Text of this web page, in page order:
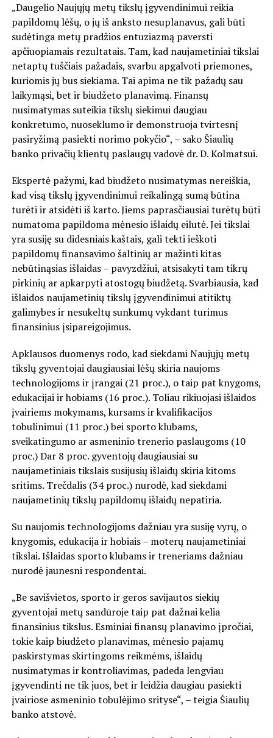
„Daugelio Naujųjų metų tikslų įgyvendinimui reikia
papildomų lėšų, o jų iš anksto nesuplanavus, gali būti
sudėtinga metų pradžios entuziazmą paversti
apčiuopiamais rezultatais. Tam, kad naujametiniai tikslai
netaptų tuščiais pažadais, svarbu apgalvoti priemones,
kuriomis jų bus siekiama. Tai apima ne tik pažadų sau
laikymąsi, bet ir biudžeto planavimą. Finansų
nusimatymas suteikia tikslų siekimui daugiau
konkretumo, nuoseklumo ir demonstruoja tvirtesnį
pasiryžimą pasiekti norimo pokyčio“, – sako Šiaulių
banko privačių klientų paslaugų vadovė dr. D. Kolmatsui.
Ekspertė pažymi, kad biudžeto nusimatymas nereiškia,
kad visą tikslų įgyvendinimui reikalingą sumą būtina
turėti ir atsidėti iš karto. Jiems paprasčiausiai turėtų būti
numatoma papildoma mėnesio išlaidų eilutė. Jei tikslai
yra susiję su didesniais kaštais, gali tekti ieškoti
papildomų finansavimo šaltinių ar mažinti kitas
nebūtinąsias išlaidas – pavyzdžiui, atsisakyti tam tikrų
pirkinių ar apkarpyti atostogų biudžetą. Svarbiausia, kad
išlaidos naujametinių tikslų įgyvendinimui atitiktų
galimybes ir nesukeltų sunkumų vykdant turimus
finansinius įsipareigojimus.
Apklausos duomenys rodo, kad siekdami Naujųjų metų
tikslų gyventojai daugiausiai lėšų skiria naujoms
technologijoms ir įrangai (21 proc.), o taip pat knygoms,
edukacijai ir hobiams (16 proc.). Toliau rikiuojasi išlaidos
įvairiems mokymams, kursams ir kvalifikacijos
tobulinimui (11 proc.) bei sporto klubams,
sveikatingumo ar asmeninio trenerio paslaugoms (10
proc.) Dar 8 proc. gyventojų daugiausiai su
naujametiniais tikslais susijusių išlaidų skiria kitoms
sritims. Trečdalis (34 proc.) nurodė, kad siekdami
naujametinių tikslų papildomų išlaidų nepatiria.
Su naujomis technologijoms dažniau yra susiję vyrų, o
knygomis, edukacija ir hobiais – moterų naujametiniai
tikslai. Išlaidas sporto klubams ir treneriams dažniau
nurodė jaunesni respondentai.
„Be savišvietos, sporto ir geros savijautos siekių
gyventojai metų sandūroje taip pat dažnai kelia
finansinius tikslus. Esminiai finansų planavimo įpročiai,
tokie kaip biudžeto planavimas, mėnesio pajamų
paskirstymas skirtingoms reikmėms, išlaidų
nusimatymas ir kontroliavimas, padeda lengviau
įgyvendinti ne tik juos, bet ir leidžia daugiau pasiekti
įvairiose asmeninio tobulėjimo srityse“, – teigia Šiaulių
banko atstovė.